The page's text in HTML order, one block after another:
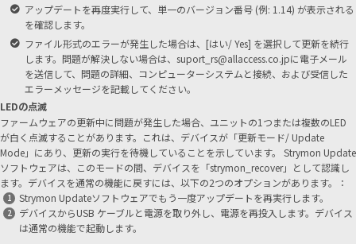
アップデートを再度実行して、単一のバージョン番号 (例: 1.14) が表示される
を確認します。
ファイル形式のエラーが発生した場合は、[はい/ Yes] を選択して更新を続行
します。問題が解決しない場合は、suport_rs@allaccess.co.jpに電子メール
を送信して、問題の詳細、コンピューターシステムと接続、および受信した
エラーメッセージを記載してください。
LEDの点滅
ファームウェアの更新中に問題が発生した場合、ユニットの1つまたは複数のLED
が白く点滅することがあります。これは、デバイスが「更新モード/ Update
Mode」にあり、更新の実行を待機していることを示しています。 Strymon Update
ソフトウェアは、このモードの間、デバイスを「strymon_recover」として認識し
ます。デバイスを通常の機能に戻すには、以下の2つのオプションがあります。：
Strymon Updateソフトウェアでもう一度アップデートを再実行します。
デバイスからUSB ケーブルと電源を取り外し、電源を再投入します。デバイス
は通常の機能で起動します。